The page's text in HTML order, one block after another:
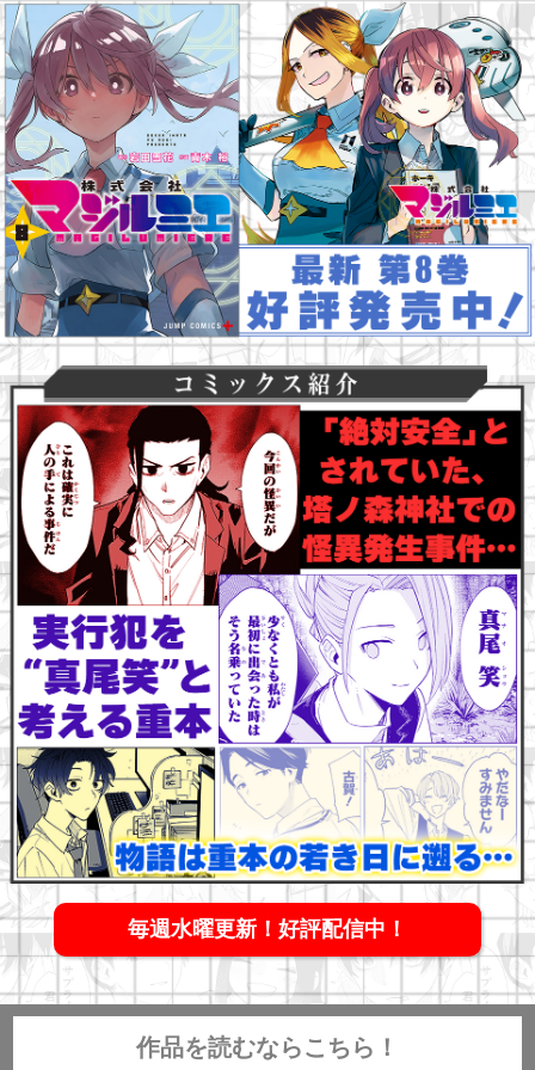
毎週水曜更新！好評配信中！
作品を読むならこちら！